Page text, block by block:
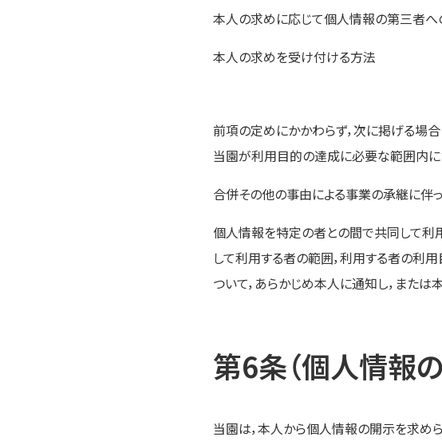
本人の求めに応じて個人情報の第三者へ
本人の求めを受け付ける方法
前項の定めにかかわらず，次に掲げる場
当園が利用目的の達成に必要な範囲内
合併その他の事由による事業の承継に伴
個人情報を特定の者との間で共同して利
して利用する者の範囲，利用する者の利
ついて，あらかじめ本人に通知し，また
第6条（個人情報
当園は，本人から個人情報の開示を求め